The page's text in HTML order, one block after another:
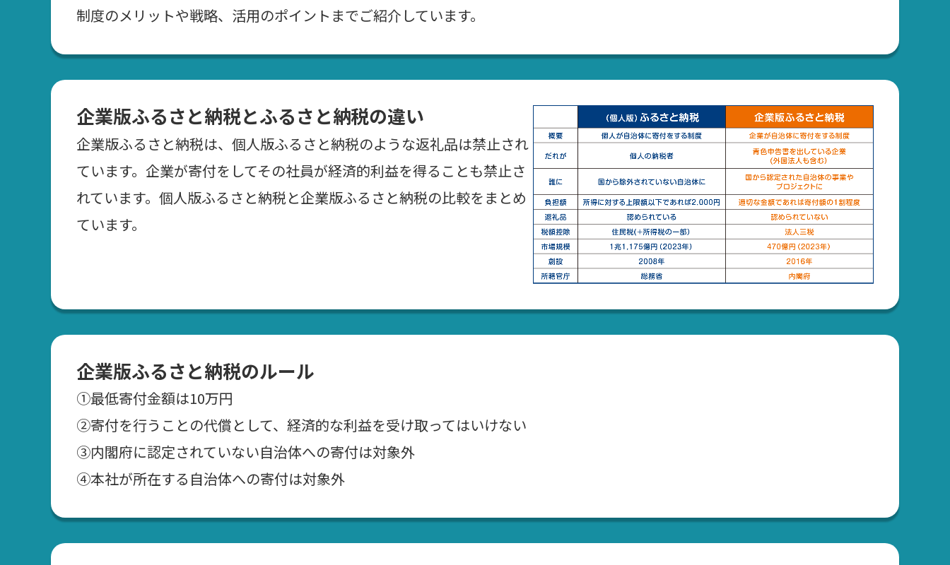
制度のメリットや戦略、活用のポイントまでご紹介しています。
企業版ふるさと納税とふるさと納税の違い
企業版ふるさと納税は、個人版ふるさと納税のような返礼品は禁止され
ています。企業が寄付をしてその社員が経済的利益を得ることも禁止さ
れています。個人版ふるさと納税と企業版ふるさと納税の比較をまとめ
ています。
企業版ふるさと納税のルール
①最低寄付金額は10万円
②寄付を行うことの代償として、経済的な利益を受け取ってはいけない
➂内閣府に認定されていない自治体への寄付は対象外
④本社が所在する自治体への寄付は対象外